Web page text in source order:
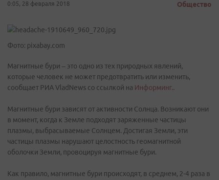
0:05, 28 февраля 2018 Общество
Фото: pixabay.com
Магнитные бури – это одно из тех природных явлений,
которые человек не может предотвратить или изменить,
сообщает РИА VladNews со ссылкой на Информинг..
Магнитные бури зависят от активности Солнца. Возникают они
в момент, когда к Земле подходят заряженные частицы
плазмы, выбрасываемые Солнцем. Достигая Земли, эти
частицы плазмы нарушают целостность геомагнитной
оболочки Земли, провоцируя магнитные бури.
Как правило, магнитные бури происходят, в среднем, 2-4 раза в